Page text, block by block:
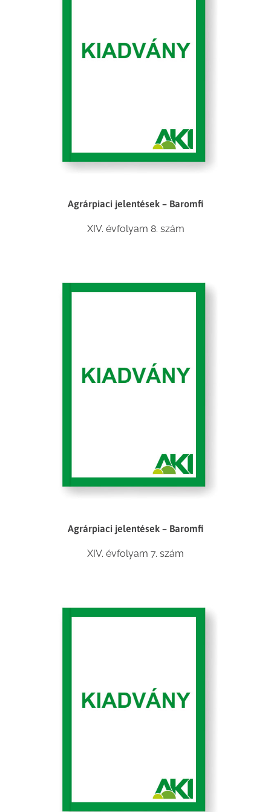
Agrárpiaci jelentések – Baromfi
XIV. évfolyam 8. szám
Agrárpiaci jelentések – Baromfi
XIV. évfolyam 7. szám